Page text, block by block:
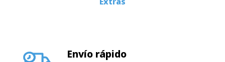
Envío rápido